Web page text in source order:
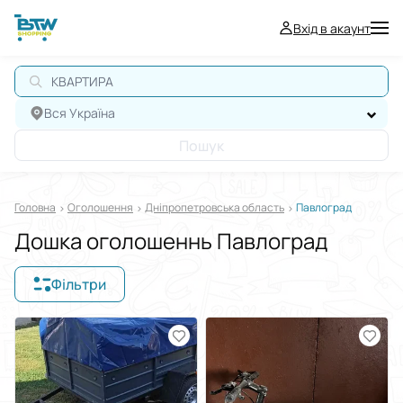
Вхід в акаунт
Вся Україна
Пошук
Головна Оголошення Дніпропетровська область Павлоград
Дошка оголошеннь Павлоград
Фільтри
Відображати в $€₴
Сортувати за